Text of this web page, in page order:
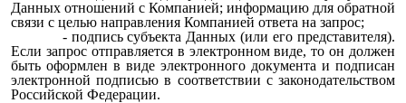
Данных отношений с Компанией; информацию для обратной
связи с целью направления Компанией ответа на запрос;
- подпись субъекта Данных (или его представителя).
Если запрос отправляется в электронном виде, то он должен
быть оформлен в виде электронного документа и подписан
электронной подписью в соответствии с законодательством
Российской Федерации.